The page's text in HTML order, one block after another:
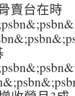
賣台在時